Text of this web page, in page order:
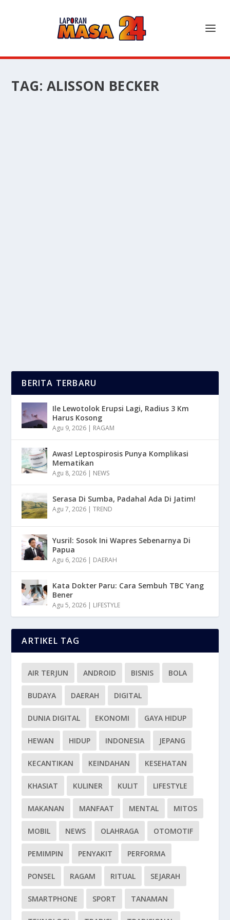
TAG: ALISSON BECKER
BERITA TERBARU
Ile Lewotolok Erupsi Lagi, Radius 3 Km
Harus Kosong
Agu 9, 2026 | RAGAM
Awas! Leptospirosis Punya Komplikasi
Mematikan
Agu 8, 2026 | NEWS
Serasa Di Sumba, Padahal Ada Di Jatim!
Agu 7, 2026 |TREND
Yusril: Sosok Ini Wapres Sebenarnya Di
Papua
Agu 6, 2026 | DAERAH
Kata Dokter Paru: Cara Sembuh TBC Yang
Bener
Agu 5, 2026 | LIFESTYLE
ARTIKEL TAG
AIR TERJUN ANDROID BISNIS BOLA
BUDAYA DAERAH DIGITAL
DUNIA DIGITAL EKONOMI GAYA HIDUP
HEWAN HIDUP INDONESIA JEPANG
KECANTIKAN KEINDAHAN KESEHATAN
KHASIAT KULINER KULIT LIFESTYLE
MAKANAN MANFAAT MENTAL MITOS
MOBIL NEWS OLAHRAGA OTOMOTIF
PEMIMPIN PENYAKIT PERFORMA
PONSEL RAGAM RITUAL SEJARAH
SMARTPHONE SPORT TANAMAN